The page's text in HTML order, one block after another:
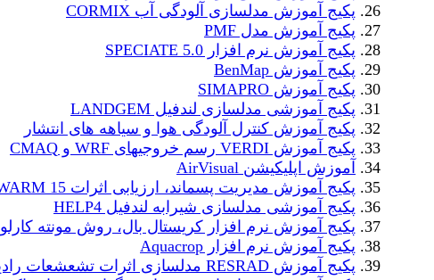
پکیج آموزش مدلسازی آلودگی آب CORMIX
پکیج آموزش مدل PMF
پکیج آموزش نرم افزار SPECIATE 5.0
پکیج آموزش BenMap
پکیج آموزش SIMAPRO
پکیج آموزشی مدلسازی لندفیل LANDGEM
پکیج آموزش کنترل آلودگی هوا و سیاهه های انتشار
پکیج آموزش VERDI رسم خروجیهای WRF و CMAQ
آموزش اپلیکیشن AirVisual
پکیج آموزش مدیریت پسماند، ارزیابی اثرات WARM 15
پکیج آموزشی مدلسازی شیرابه لندفیل HELP4
پکیج آموزش نرم افزار کریستال بال، روش مونته کارلو
پکیج آموزش نرم افزار Aquacrop
پکیج آموزش RESRAD مدلسازی اثرات تشعشعات رادیواکتیو